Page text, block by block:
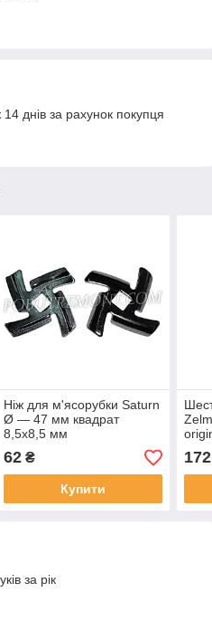
днів за рахунок покупця
Ніж для м'ясорубки Saturn
Ø — 47 мм квадрат
8,5х8,5 мм
62₴
Купити
172
за рік